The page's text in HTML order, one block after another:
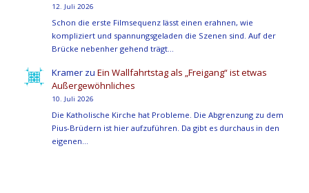
12. Juli 2026
Schon die erste Filmsequenz lässt einen erahnen, wie
kompliziert und spannungsgeladen die Szenen sind. Auf der
Brücke nebenher gehend trägt…
Kramer zuEin Wallfahrtstag als „Freigang“ ist etwas
Außergewöhnliches
10. Juli 2026
Die Katholische Kirche hat Probleme. Die Abgrenzung zu dem
Pius-Brüdern ist hier aufzuführen. Da gibt es durchaus in den
eigenen…